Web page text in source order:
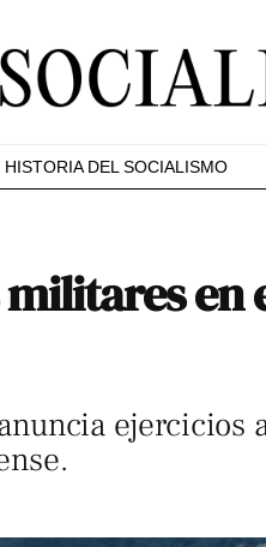
HISTORIA DEL SOCIALISMO
en
ejercicios